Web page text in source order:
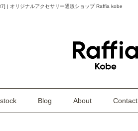
| オリジナルアクセサリー通販ショップ Raffia kobe
Blog About Contact